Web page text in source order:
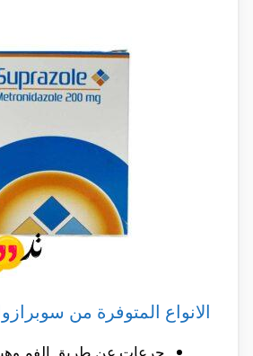
الانواع المتوفرة من
جرعات عن طريق الفم